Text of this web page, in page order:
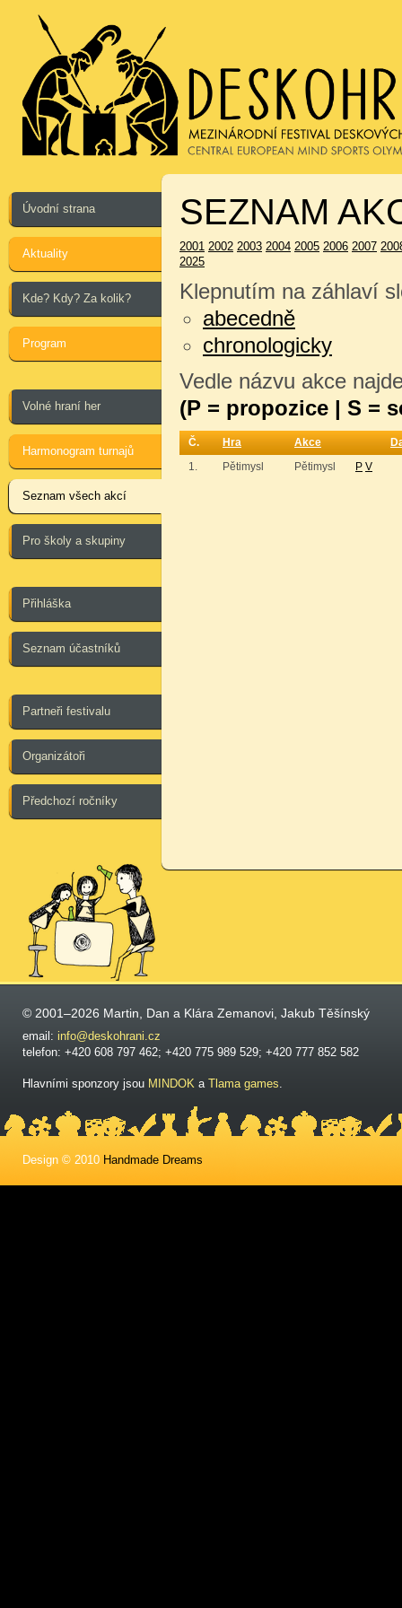
Úvodní strana
Aktuality
Kde? Kdy? Za kolik?
Program
Volné hraní her
Harmonogram turnajů
Seznam všech akcí
Pro školy a skupiny
Přihláška
Seznam účastníků
Partneři festivalu
Organizátoři
Předchozí ročníky
SEZNAM
2001 2002 2003 2004 2005 2006 2007
2025
Klepnutím na záhlaví
abecedně
chronologicky
Vedle názvu akce
(P = propozice | S =
Č. Hra Akce
1.
Pětimysl Pětimysl P V
© 2001–2026 Martin, Dan a Klára Zemanovi, Jakub Těšínský
email: info@deskohrani.cz
telefon: +420 608 797 462; +420 775 989 529; +420 777 852 582
Hlavními sponzory jsou MINDOK a Tlama games.
Design © 2010 Handmade Dreams